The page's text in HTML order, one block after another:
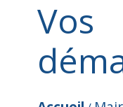
Vos